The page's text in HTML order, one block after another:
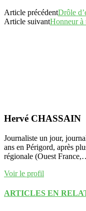
Article précédentDrôle
Article suivantHonneur à
Hervé CHASSAIN
Journaliste un jour,
ans en Périgord, après
régionale (Ouest
Voir le profil
ARTICLES EN